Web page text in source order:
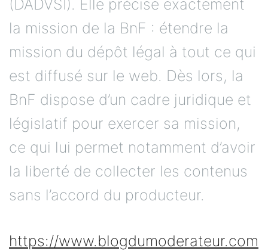
(DADVSI). Elle précise exactement
la mission de la BnF : étendre la
mission du dépôt légal à tout ce qui
est diffusé sur le web. Dès lors, la
BnF dispose d’un cadre juridique et
législatif pour exercer sa mission,
ce qui lui permet notamment d’avoir
la liberté de collecter les contenus
sans l’accord du producteur.
https://www.blogdumoderateur.com